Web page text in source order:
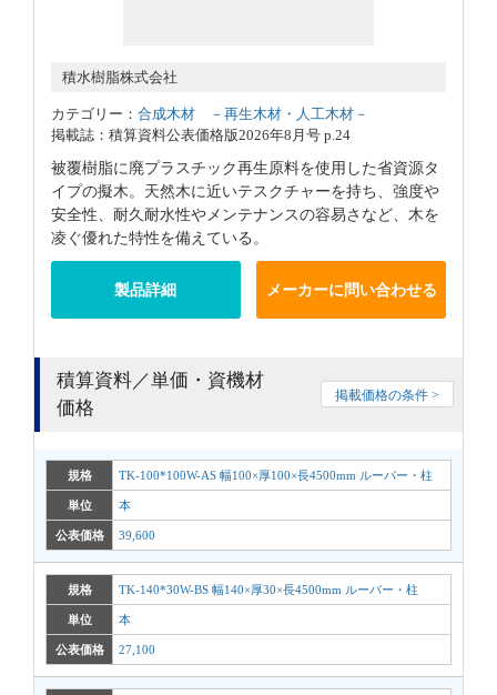
積水樹脂株式会社
カテゴリー： 合成木材 －再生木材・人工木材－
掲載誌：積算資料公表価格版2026年8月号 p.24
被覆樹脂に廃プラスチック再生原料を使用した省資源タ
イプの擬木。天然木に近いテスクチャーを持ち、強度や
安全性、耐久耐水性やメンテナンスの容易さなど、木を
凌ぐ優れた特性を備えている。
製品詳細 メーカーに問い合わせる
積算資料／単価・資機材
価格
掲載価格の条件 >
規格 TK-100*100W-AS 幅100×厚100×長4500mm ルーバー・柱
単位 本
公表価格 39,600
規格 TK-140*30W-BS 幅140×厚30×長4500mm ルーバー・柱
単位 本
公表価格 27,100